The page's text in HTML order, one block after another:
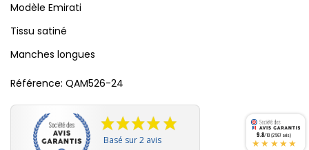
Modèle Emirati
Tissu satiné
Manches longues
Référence: QAM526-24
Basé sur 2 avis
9.8/10 (2567 avis)
★★★★★